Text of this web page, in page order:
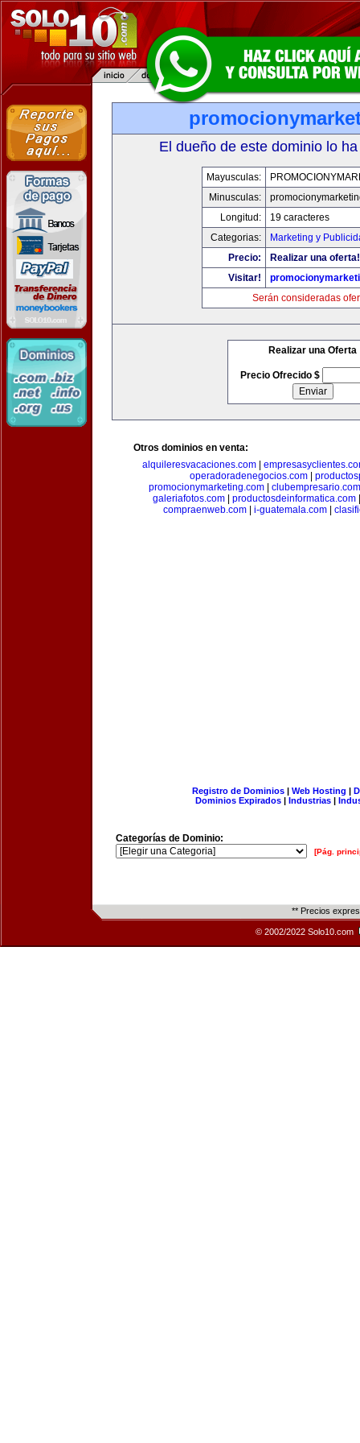
El dueño de este dominio lo
Mayusculas:
Minusculas:
Longitud:
19 caracteres
Categorias:
Marketing y
Precio:
Realizar una oferta!
Visitar!
Serán consideradas
Realizar una Oferta
Precio Ofrecido $
Otros dominios en venta:
alquileresvacaciones.com|
operadoradenegocios.com|
promocionymarketing.com| clubempresario.com
galeriafotos.com
productosdeinformatica.com
compraenweb.com| i-guatemala.com|
Registro de Dominios| Web Hosting |
Dominios Expirados | Industrias |
Categorías de Dominio:
[Pág.
** Precios
© 2002/2022 Solo10.com